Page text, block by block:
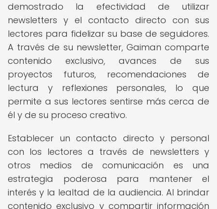
demostrado la efectividad de utilizar
newsletters y el contacto directo con sus
lectores para fidelizar su base de seguidores.
A través de su newsletter, Gaiman comparte
contenido exclusivo, avances de sus
proyectos futuros, recomendaciones de
lectura y reflexiones personales, lo que
permite a sus lectores sentirse más cerca de
él y de su proceso creativo.
Establecer un contacto directo y personal
con los lectores a través de newsletters y
otros medios de comunicación es una
estrategia poderosa para mantener el
interés y la lealtad de la audiencia. Al brindar
contenido exclusivo y compartir información